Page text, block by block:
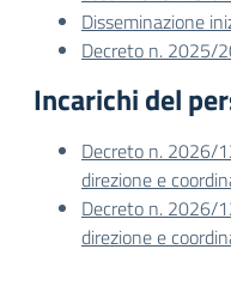
Disseminazione
Decreto n. 2025/
Incarichi del
Decreto n. 2026/
direzione e
Decreto n. 2026/
direzione e